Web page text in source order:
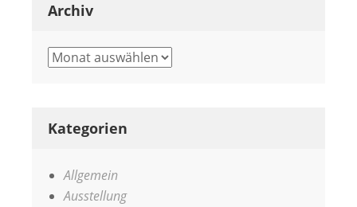
Archiv
Archiv
Kategorien
Allgemein
Ausstellung